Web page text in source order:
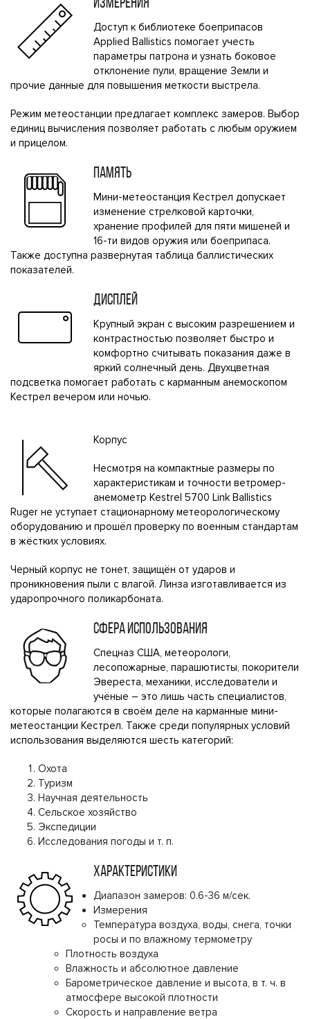
ИЗМЕРЕНИЯ
Доступ к библиотеке боеприпасов
Applied Ballistics помогает учесть
параметры патрона и узнать боковое
отклонение пули, вращение Земли и
прочие данные для повышения меткости выстрела.
Режим метеостанции предлагает комплекс замеров. Выбор
единиц вычисления позволяет работать с любым оружием
и прицелом.
ПАМЯТЬ
Мини-метеостанция Кестрел допускает
изменение стрелковой карточки,
хранение профилей для пяти мишеней и
16-ти видов оружия или боеприпаса.
Также доступна развернутая таблица баллистических
показателей.
ДИСПЛЕЙ
Крупный экран с высоким разрешением и
контрастностью позволяет быстро и
комфортно считывать показания даже в
яркий солнечный день. Двухцветная
подсветка помогает работать с карманным анемоскопом
Кестрел вечером или ночью.
Корпус
Несмотря на компактные размеры по
характеристикам и точности ветромер-
анемометр Kestrel 5700 Link Ballistics
Ruger не уступает стационарному метеорологическому
оборудованию и прошёл проверку по военным стандартам
в жёстких условиях.
Черный корпус не тонет, защищён от ударов и
проникновения пыли с влагой. Линза изготавливается из
ударопрочного поликарбоната.
СФЕРА ИСПОЛЬЗОВАНИЯ
Спецназ США, метеорологи,
лесопожарные, парашютисты, покорители
Эвереста, механики, исследователи и
учёные – это лишь часть специалистов,
которые полагаются в своём деле на карманные мини-
метеостанции Кестрел. Также среди популярных условий
использования выделяются шесть категорий:
Охота
Туризм
Научная деятельность
Сельское хозяйство
Экспедиции
Исследования погоды и т. п.
ХАРАКТЕРИСТИКИ
Диапазон замеров: 0.6-36 м/сек.
Измерения
Температура воздуха, воды, снега, точки
росы и по влажному термометру
Плотность воздуха
Влажность и абсолютное давление
Барометрическое давление и высота, в т. ч. в
атмосфере высокой плотности
Скорость и направление ветра